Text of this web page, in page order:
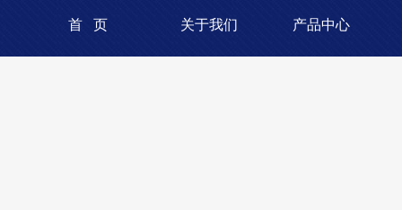
首 页 关于我们 产品中心